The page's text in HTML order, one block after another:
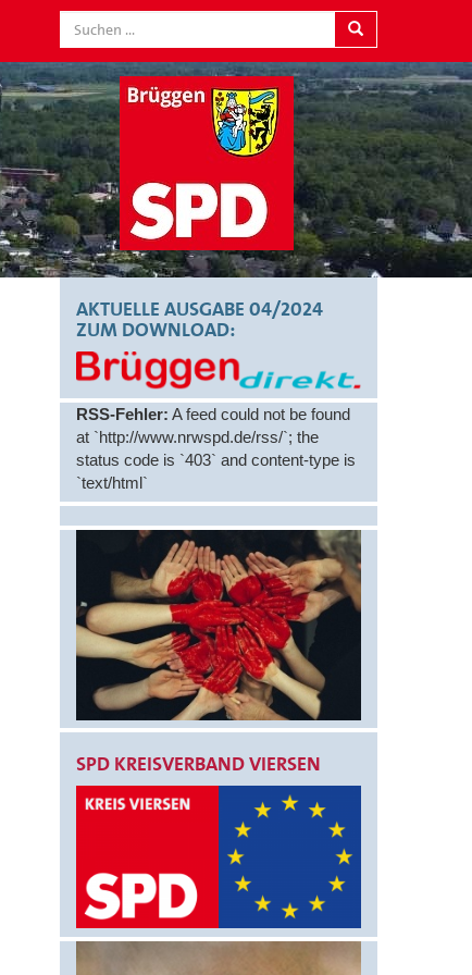
AKTUELLE AUSGABE 04/2024
ZUM DOWNLOAD:
RSS-Fehler: A feed could not be found
at `http://www.nrwspd.de/rss/`; the
status code is `403` and content-type is
`text/html`
SPD KREISVERBAND VIERSEN